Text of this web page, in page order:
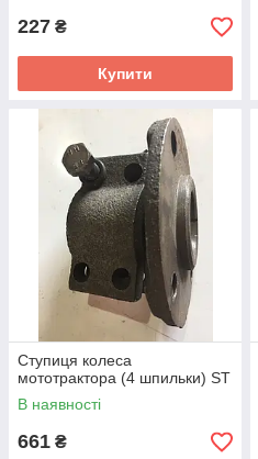
227 ₴
Купити
Ступиця колеса
мототрактора (4 шпильки) ST
В наявності
661 ₴